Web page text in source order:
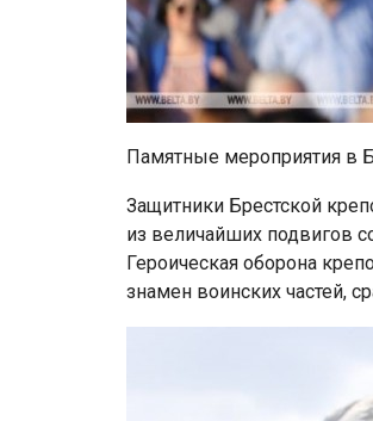
Памятные мероприятия в
Защитники Брестской
из величайших подвигов
Героическая оборона
знамен воинских частей,